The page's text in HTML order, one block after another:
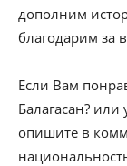
дополним
благодарим за
Если Вам
Балагасан?
опишите в